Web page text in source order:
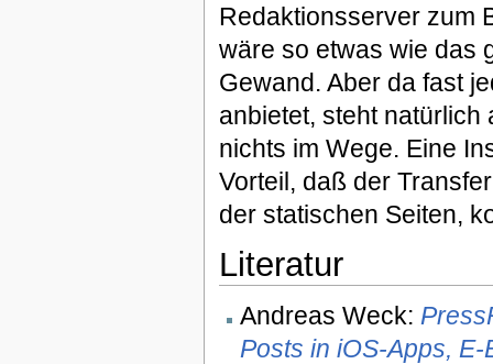
Redaktionsserver zum
wäre so etwas wie das
Gewand. Aber da fast
anbietet, steht
nichts im Wege. Eine
Vorteil, daß der
der statischen Seiten,
Literatur
Andreas Weck:
Posts in iOS-Apps,